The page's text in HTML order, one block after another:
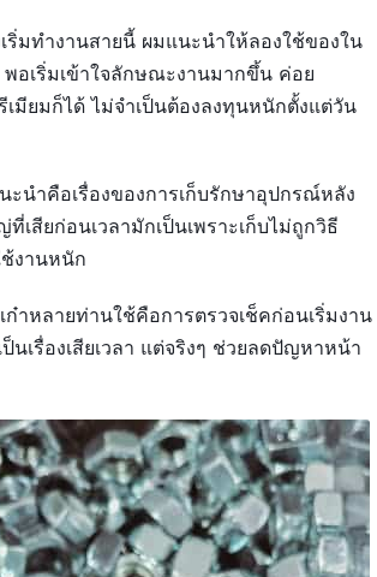
ริ่มทำงานสายนี้ ผมแนะนำให้ลองใช้ของใน
อเริ่มเข้าใจลักษณะงานมากขึ้น ค่อย
เมียมก็ได้ ไม่จำเป็นต้องลงทุนหนักตั้งแต่วัน
ะนำคือเรื่องของการเก็บรักษาอุปกรณ์หลัง
เสียก่อนเวลามักเป็นเพราะเก็บไม่ถูกวิธี
ช้งานหนัก
ก๋าหลายท่านใช้คือการตรวจเช็คก่อนเริ่มงาน
นเรื่องเสียเวลา แต่จริงๆ ช่วยลดปัญหาหน้า